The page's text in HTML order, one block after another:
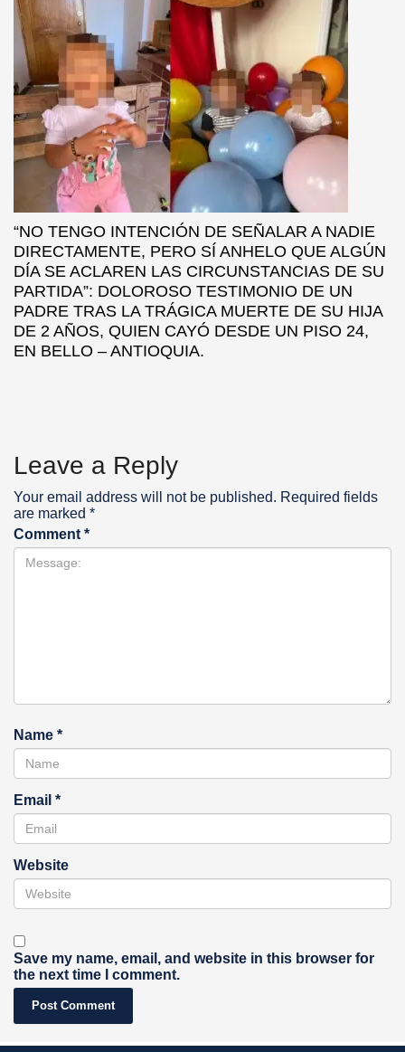
“NO TENGO INTENCIÓN DE SEÑALAR A NADIE
DIRECTAMENTE, PERO SÍ ANHELO QUE ALGÚN
DÍA SE ACLAREN LAS CIRCUNSTANCIAS DE SU
PARTIDA”: DOLOROSO TESTIMONIO DE UN
PADRE TRAS LA TRÁGICA MUERTE DE SU HIJA
DE 2 AÑOS, QUIEN CAYÓ DESDE UN PISO 24,
EN BELLO – ANTIOQUIA.
Leave a Reply
Your email address will not be published. Required fields
are marked *
Comment *
Name *
Email *
Website
Save my name, email, and website in this browser for
the next time I comment.